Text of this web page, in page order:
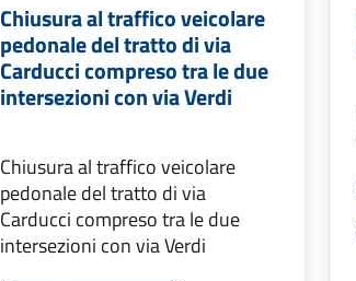
Chiusura al traffico veicolare
pedonale del tratto di via
Carducci compreso tra le due
intersezioni con via Verdi
Chiusura al traffico veicolare
pedonale del tratto di via
Carducci compreso tra le due
intersezioni con via Verdi